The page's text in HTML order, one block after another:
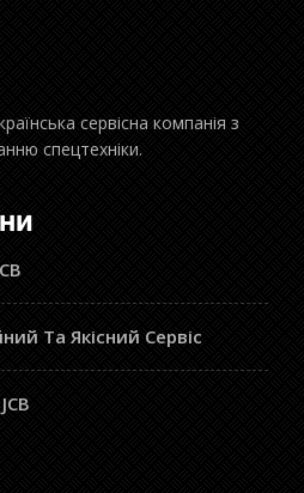
сервісна компанія з
спецтехніки.
Та Якісний Сервіс